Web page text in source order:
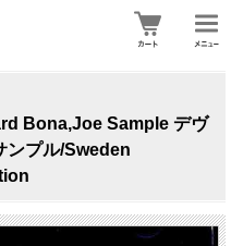
Bona,Joe Sample デヴ
ンプル/Sweden